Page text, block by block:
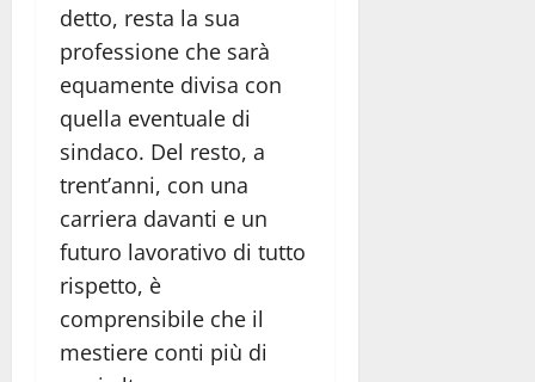
detto, resta la sua
professione che sarà
equamente divisa con
quella eventuale di
sindaco. Del resto, a
trent’anni, con una
carriera davanti e un
futuro lavorativo di tutto
rispetto, è
comprensibile che il
mestiere conti più di